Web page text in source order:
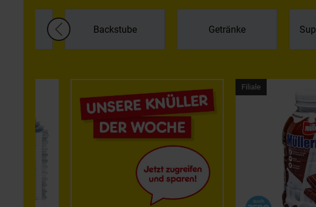
Backstube Getränke
Filiale